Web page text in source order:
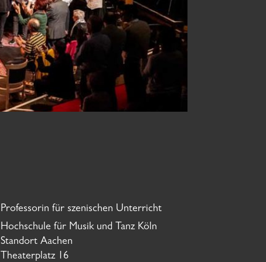
Professorin für szenischen Unterricht
Hochschule für Musik und Tanz Köln
Standort Aachen
Theaterplatz 16